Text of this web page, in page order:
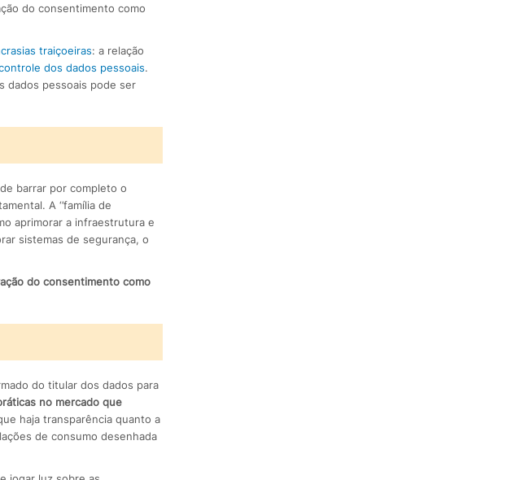
do consentimento como
traiçoeiras: a relação
dos dados pessoais.
dados pessoais pode ser
barrar por completo o
A ‘’família de
aprimorar a infraestrutura e
sistemas de segurança, o
do consentimento como
do titular dos dados para
no mercado que
haja transparência quanto a
de consumo desenhada